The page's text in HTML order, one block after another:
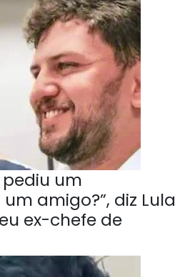
um
amigo?”, diz Lula
ex-chefe de